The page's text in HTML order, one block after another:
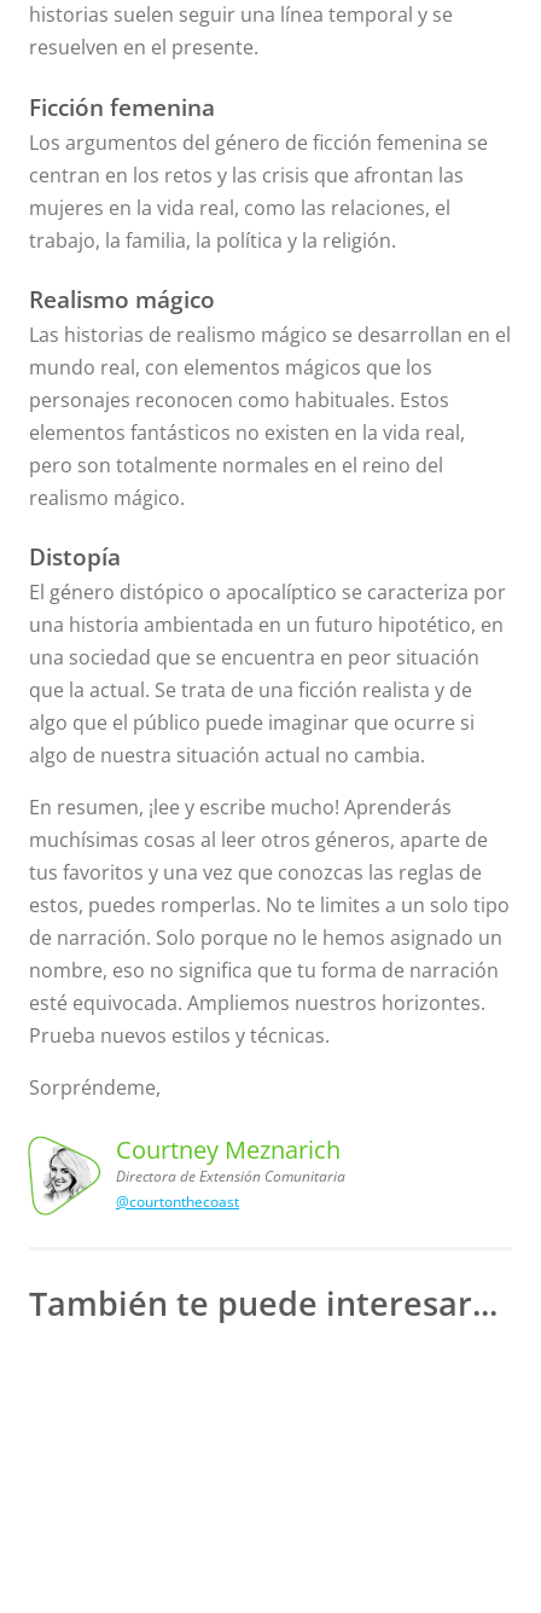
historias suelen seguir una línea temporal y se
resuelven en el presente.
Ficción femenina
Los argumentos del género de ficción femenina se
centran en los retos y las crisis que afrontan las
mujeres en la vida real, como las relaciones, el
trabajo, la familia, la política y la religión.
Realismo mágico
Las historias de realismo mágico se desarrollan en el
mundo real, con elementos mágicos que los
personajes reconocen como habituales. Estos
elementos fantásticos no existen en la vida real,
pero son totalmente normales en el reino del
realismo mágico.
Distopía
El género distópico o apocalíptico se caracteriza por
una historia ambientada en un futuro hipotético, en
una sociedad que se encuentra en peor situación
que la actual. Se trata de una ficción realista y de
algo que el público puede imaginar que ocurre si
algo de nuestra situación actual no cambia.
En resumen, ¡lee y escribe mucho! Aprenderás
muchísimas cosas al leer otros géneros, aparte de
tus favoritos y una vez que conozcas las reglas de
estos, puedes romperlas. No te limites a un solo tipo
de narración. Solo porque no le hemos asignado un
nombre, eso no significa que tu forma de narración
esté equivocada. Ampliemos nuestros horizontes.
Prueba nuevos estilos y técnicas.
Sorpréndeme,
Courtney
Meznarich,
Directora
de Extensión
Comunitaria
Courtney Meznarich
Directora de Extensión Comunitaria
@courtonthecoast
También te puede interesar...